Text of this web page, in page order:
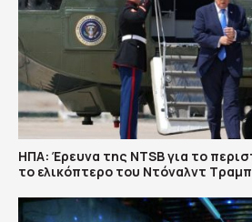
ΗΠΑ: Έρευνα της NTSB για το
το ελικόπτερο του Ντόναλντ Τραμπ